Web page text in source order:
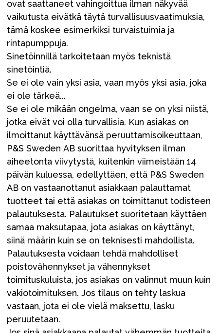
ovat saattaneet vahingoittua ilman näkyvää
vaikutusta eivätkä täytä turvallisuusvaatimuksia,
tämä koskee esimerkiksi turvaistuimia ja
rintapumppuja.
Sinetöinnillä tarkoitetaan myös teknistä
sinetöintiä.
Se ei ole vain yksi asia, vaan myös yksi asia, joka
ei ole tärkeä...
Se ei ole mikään ongelma, vaan se on yksi niistä,
jotka eivät voi olla turvallisia. Kun asiakas on
ilmoittanut käyttävänsä peruuttamisoikeuttaan,
P&S Sweden AB suorittaa hyvityksen ilman
aiheetonta viivytystä, kuitenkin viimeistään 14
päivän kuluessa, edellyttäen, että P&S Sweden
AB on vastaanottanut asiakkaan palauttamat
tuotteet tai että asiakas on toimittanut todisteen
palautuksesta. Palautukset suoritetaan käyttäen
samaa maksutapaa, jota asiakas on käyttänyt,
siinä määrin kuin se on teknisesti mahdollista.
Palautuksesta voidaan tehdä mahdolliset
poistovähennykset ja vähennykset
toimituskuluista, jos asiakas on valinnut muun kuin
vakiotoimituksen. Jos tilaus on tehty laskua
vastaan, jota ei ole vielä maksettu, lasku
peruutetaan.